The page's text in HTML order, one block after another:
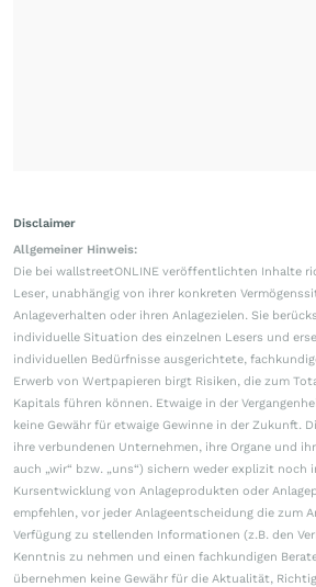
Disclaimer
Allgemeiner Hinweis:
Die bei wallstreetONLINE veröffentlichten Inhalte
Leser, unabhängig von ihrer konkreten
Anlageverhalten oder ihren Anlagezielen. Sie
individuelle Situation des einzelnen Lesers und
individuellen Bedürfnisse ausgerichtete,
Erwerb von Wertpapieren birgt Risiken, die zum
Kapitals führen können. Etwaige in der
keine Gewähr für etwaige Gewinne in der Zukunft.
ihre verbundenen Unternehmen, ihre Organe und
auch „wir“ bzw. „uns“) sichern weder explizit
Kursentwicklung von Anlageprodukten oder
empfehlen, vor jeder Anlageentscheidung die zum
Verfügung zu stellenden Informationen (z.B. den
Kenntnis zu nehmen und einen fachkundigen
übernehmen keine Gewähr für die Aktualität,